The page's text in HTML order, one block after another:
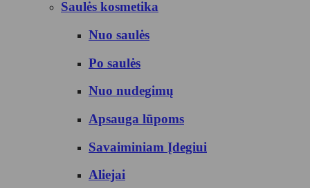
Saulės kosmetika
Nuo saulės
Po saulės
Nuo nudegimų
Apsauga lūpoms
Savaiminiam Įdegiui
Aliejai